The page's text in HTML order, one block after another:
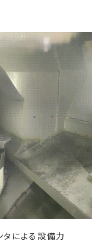
による設備力